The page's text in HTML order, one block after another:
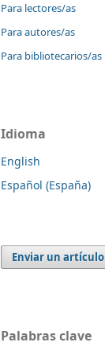
Para lectores/as
Para autores/as
Para bibliotecarios/as
Idioma
English
Español (España)
Enviar un artículo
Palabras clave